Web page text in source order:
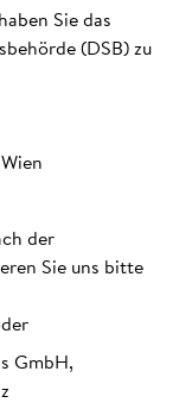
Sie das
(DSB) zu
der
Sie uns bitte
GmbH,